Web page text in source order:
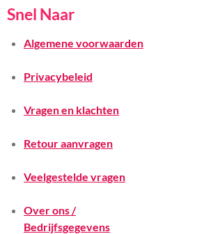
Snel Naar
Algemene voorwaarden
Privacybeleid
Vragen en klachten
Retour aanvragen
Veelgestelde vragen
Over ons /
Bedrijfsgegevens